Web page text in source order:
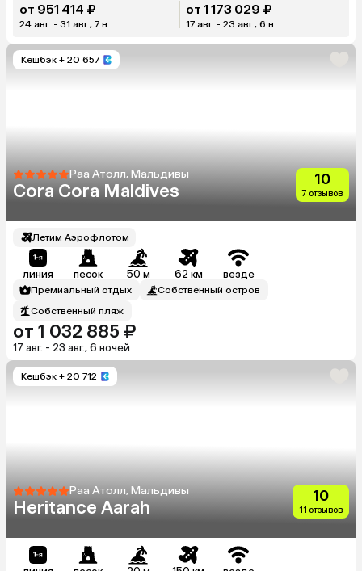
от 951 414 ₽
24 авг. - 31 авг., 7 н.
от 1 173 029 ₽
17 авг. - 23 авг., 6 н.
Кешбэк + 20 657
Раа Атолл, Мальдивы
Cora Cora Maldives
10
7 отзывов
Летим Аэрофлотом
линия песок 50 м 62 км везде
Премиальный отдых
Собственный остров
Собственный пляж
от 1 032 885 ₽
17 авг. - 23 авг., 6 ночей
Кешбэк + 20 712
Раа Атолл, Мальдивы
Heritance Aarah
10
11 отзывов